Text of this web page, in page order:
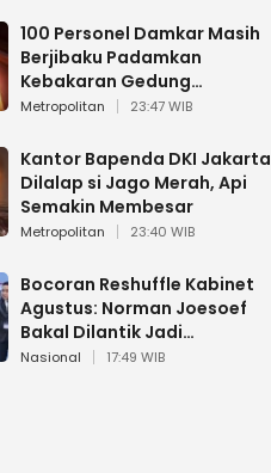
100 Personel Damkar Masih
Berjibaku Padamkan
Kebakaran Gedung
Bapenda DKI
Metropolitan 23:47 WIB
Kantor Bapenda DKI Jakarta
Dilalap si Jago Merah, Api
Semakin Membesar
Metropolitan 23:40 WIB
Bocoran Reshuffle Kabinet
Agustus: Norman Joesoef
Bakal Dilantik Jadi
Wamenhan RI
Nasional 17:49 WIB